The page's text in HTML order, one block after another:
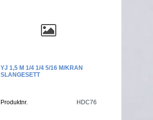
YJ 1,5 M 1/4 1/4 5/16 M/KRAN
SLANGESETT
Produktnr. HDC76